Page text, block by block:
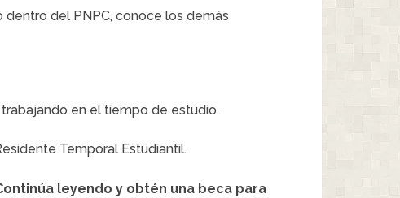
del PNPC, conoce los demás
en el tiempo de estudio.
Temporal Estudiantil.
leyendo y obtén una beca para